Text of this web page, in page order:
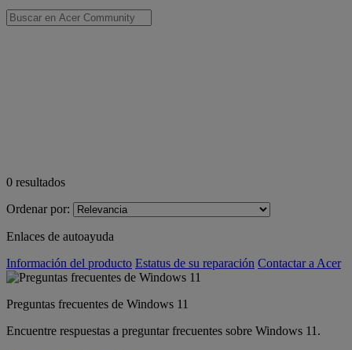
0 resultados
Ordenar por:
Enlaces de autoayuda
Información del producto Estatus de su reparación Contactar a Acer
Preguntas frecuentes de Windows 11
Encuentre respuestas a preguntar frecuentes sobre Windows 11.